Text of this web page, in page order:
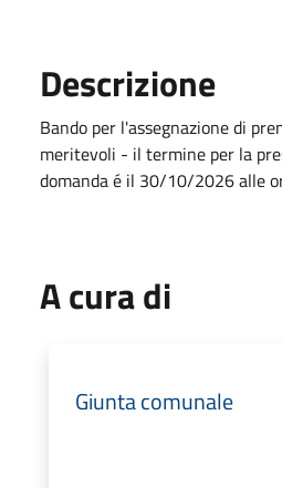
Descrizione
Bando per l'assegnazione di
meritevoli - il termine per la
domanda é il 30/10/2026 alle
A cura di
Giunta comunale